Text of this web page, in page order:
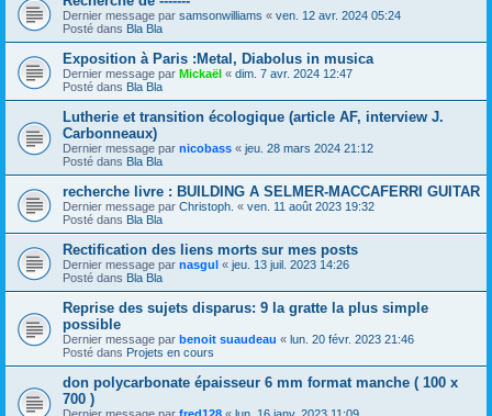
Dernier message par samsonwilliams « ven. 12 avr. 2024 05:24
Posté dans Bla Bla
Exposition à Paris :Metal, Diabolus in musica
Dernier message par Mickaël « dim. 7 avr. 2024 12:47
Posté dans Bla Bla
Lutherie et transition écologique (article AF, interview J.
Carbonneaux)
Dernier message par nicobass « jeu. 28 mars 2024 21:12
Posté dans Bla Bla
recherche livre : BUILDING A SELMER-MACCAFERRI GUITAR
Dernier message par Christoph. « ven. 11 août 2023 19:32
Posté dans Bla Bla
Rectification des liens morts sur mes posts
Dernier message par nasgul « jeu. 13 juil. 2023 14:26
Posté dans Bla Bla
Reprise des sujets disparus: 9 la gratte la plus simple
possible
Dernier message par benoit suaudeau « lun. 20 févr. 2023 21:46
Posté dans Projets en cours
don polycarbonate épaisseur 6 mm format manche ( 100 x
700 )
Dernier message par fred128 « lun. 16 janv. 2023 11:09